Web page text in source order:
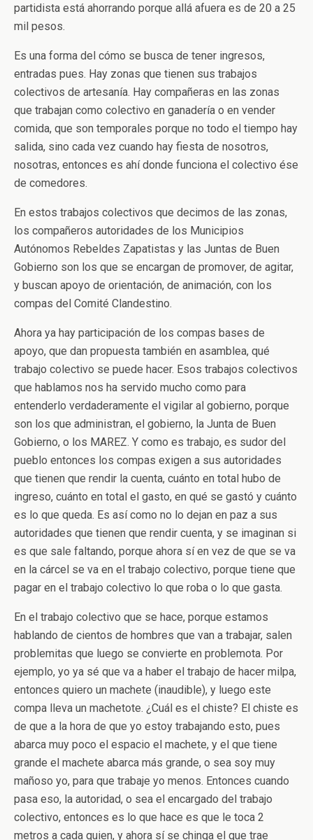
partidista está ahorrando porque allá afuera es de 20 a 25
mil pesos.
Es una forma del cómo se busca de tener ingresos,
entradas pues. Hay zonas que tienen sus trabajos
colectivos de artesanía. Hay compañeras en las zonas
que trabajan como colectivo en ganadería o en vender
comida, que son temporales porque no todo el tiempo hay
salida, sino cada vez cuando hay fiesta de nosotros,
nosotras, entonces es ahí donde funciona el colectivo ése
de comedores.
En estos trabajos colectivos que decimos de las zonas,
los compañeros autoridades de los Municipios
Autónomos Rebeldes Zapatistas y las Juntas de Buen
Gobierno son los que se encargan de promover, de agitar,
y buscan apoyo de orientación, de animación, con los
compas del Comité Clandestino.
Ahora ya hay participación de los compas bases de
apoyo, que dan propuesta también en asamblea, qué
trabajo colectivo se puede hacer. Esos trabajos colectivos
que hablamos nos ha servido mucho como para
entenderlo verdaderamente el vigilar al gobierno, porque
son los que administran, el gobierno, la Junta de Buen
Gobierno, o los MAREZ. Y como es trabajo, es sudor del
pueblo entonces los compas exigen a sus autoridades
que tienen que rendir la cuenta, cuánto en total hubo de
ingreso, cuánto en total el gasto, en qué se gastó y cuánto
es lo que queda. Es así como no lo dejan en paz a sus
autoridades que tienen que rendir cuenta, y se imaginan si
es que sale faltando, porque ahora sí en vez de que se va
en la cárcel se va en el trabajo colectivo, porque tiene que
pagar en el trabajo colectivo lo que roba o lo que gasta.
En el trabajo colectivo que se hace, porque estamos
hablando de cientos de hombres que van a trabajar, salen
problemitas que luego se convierte en problemota. Por
ejemplo, yo ya sé que va a haber el trabajo de hacer milpa,
entonces quiero un machete (inaudible), y luego este
compa lleva un machetote. ¿Cuál es el chiste? El chiste es
de que a la hora de que yo estoy trabajando esto, pues
abarca muy poco el espacio el machete, y el que tiene
grande el machete abarca más grande, o sea soy muy
mañoso yo, para que trabaje yo menos. Entonces cuando
pasa eso, la autoridad, o sea el encargado del trabajo
colectivo, entonces es lo que hace es que le toca 2
metros a cada quien, y ahora sí se chinga el que trae